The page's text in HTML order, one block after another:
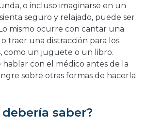
o incluso imaginarse en un
seguro y relajado, puede ser
mismo ocurre con cantar una
traer una distracción para los
como un juguete o un libro.
con el médico antes de la
sobre otras formas de hacerla
saber?